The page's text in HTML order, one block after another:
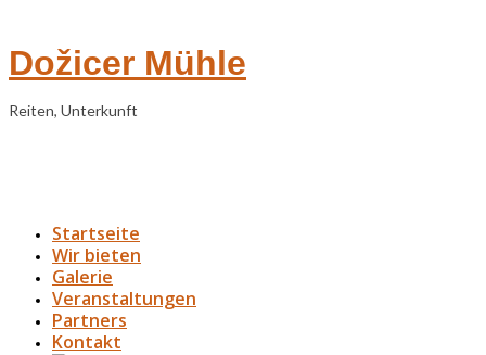
Dožicer Mühle
Reiten, Unterkunft
Startseite
Wir bieten
Galerie
Veranstaltungen
Partners
Kontakt